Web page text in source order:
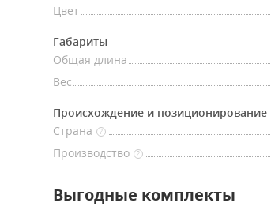
Цвет
Габариты
Общая длина
Вес
Происхождение и позиционирование
Страна
?
Производство
?
Выгодные комплекты